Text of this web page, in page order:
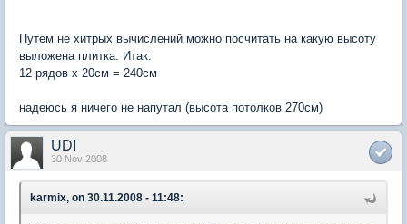
Путем не хитрых вычислений можно посчитать на какую высоту
выложена плитка. Итак:
12 рядов х 20см = 240см
надеюсь я ничего не напутал (высота потолков 270см)
UDI
30 Nov 2008
karmix, on 30.11.2008 - 11:48: